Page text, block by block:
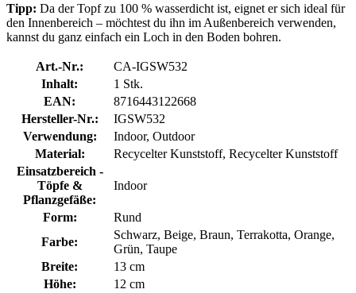
Tipp: Da der Topf zu 100 % wasserdicht ist, eignet er sich ideal für
den Innenbereich – möchtest du ihn im Außenbereich verwenden,
kannst du ganz einfach ein Loch in den Boden bohren.
Art.-Nr.:
CA-IGSW532
Inhalt:
1 Stk.
EAN:
8716443122668
Hersteller-Nr.:
IGSW532
Verwendung:
Indoor, Outdoor
Material:
Recycelter Kunststoff, Recycelter Kunststoff
Einsatzbereich -
Töpfe &
Pflanzgefäße:
Indoor
Form:
Rund
Farbe:
Schwarz, Beige, Braun, Terrakotta, Orange,
Grün, Taupe
Breite:
13 cm
Höhe:
12 cm